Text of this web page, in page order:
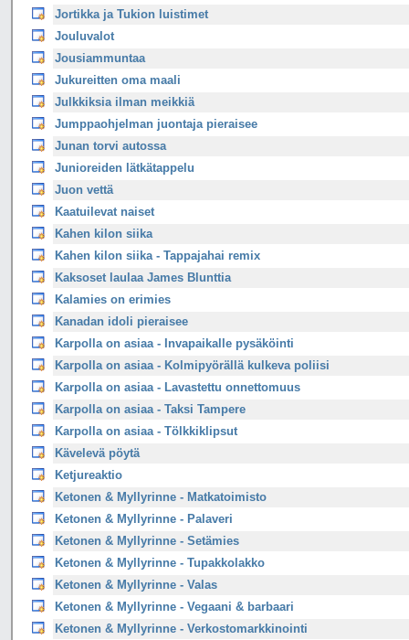
Jortikka ja Tukion luistimet
Jouluvalot
Jousiammuntaa
Jukureitten oma maali
Julkkiksia ilman meikkiä
Jumppaohjelman juontaja pieraisee
Junan torvi autossa
Junioreiden lätkätappelu
Juon vettä
Kaatuilevat naiset
Kahen kilon siika
Kahen kilon siika - Tappajahai remix
Kaksoset laulaa James Blunttia
Kalamies on erimies
Kanadan idoli pieraisee
Karpolla on asiaa - Invapaikalle pysäköinti
Karpolla on asiaa - Kolmipyörällä kulkeva poliisi
Karpolla on asiaa - Lavastettu onnettomuus
Karpolla on asiaa - Taksi Tampere
Karpolla on asiaa - Tölkkiklipsut
Kävelevä pöytä
Ketjureaktio
Ketonen & Myllyrinne - Matkatoimisto
Ketonen & Myllyrinne - Palaveri
Ketonen & Myllyrinne - Setämies
Ketonen & Myllyrinne - Tupakkolakko
Ketonen & Myllyrinne - Valas
Ketonen & Myllyrinne - Vegaani & barbaari
Ketonen & Myllyrinne - Verkostomarkkinointi